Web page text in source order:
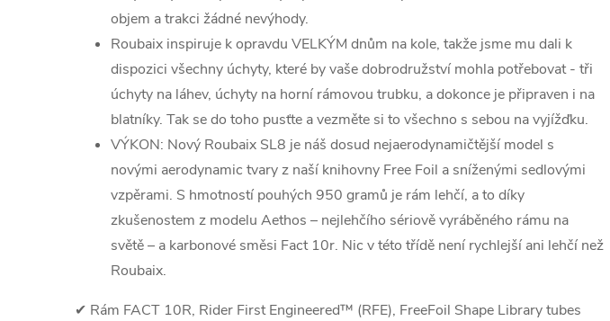
objem a trakci žádné nevýhody.
Roubaix inspiruje k opravdu VELKÝM dnům na kole, takže jsme mu dali k
dispozici všechny úchyty, které by vaše dobrodružství mohla potřebovat - tři
úchyty na láhev, úchyty na horní rámovou trubku, a dokonce je připraven i na
blatníky. Tak se do toho pusťte a vezměte si to všechno s sebou na vyjížďku.
VÝKON: Nový Roubaix SL8 je náš dosud nejaerodynamičtější model s
novými aerodynamic tvary z naší knihovny Free Foil a sníženými sedlovými
vzpěrami. S hmotností pouhých 950 gramů je rám lehčí, a to díky
zkušenostem z modelu Aethos – nejlehčího sériově vyráběného rámu na
světě – a karbonové směsi Fact 10r. Nic v této třídě není rychlejší ani lehčí než
Roubaix.
✔ Rám FACT 10R, Rider First Engineered™ (RFE), FreeFoil Shape Library tubes